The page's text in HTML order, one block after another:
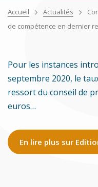
Accueil Actualités
de compétence en dernier
Pour les instances
septembre 2020, le
ressort du conseil de
euros…
En lire plus sur